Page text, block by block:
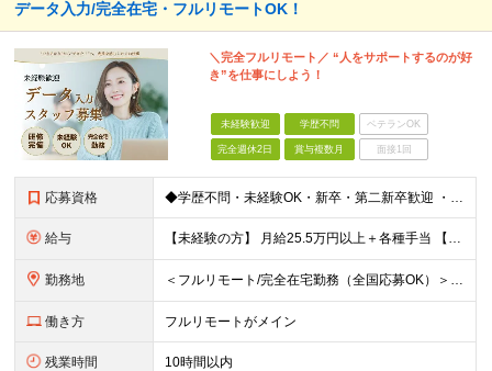
データ入力/完全在宅・フルリモートOK！
＼完全フルリモート／ “人をサポートするのが好
き”を仕事にしよう！
未経験歓迎 学歴不問 ベテランOK
完全週休2日 賞与複数月 面接1回
応募資格 ◆学歴不問・未経験OK・新卒・第二新卒歓迎 ・フルリモートで自律的に働きたい方 ・PCの基本操作（タイピング・コピー＆ペースト）ができればOK！
給与 【未経験の方】 月給25.5万円以上＋各種手当 【事務経験3年以上の方】 月給28万円以上＋各種手当 ※経験・スキル・年齢を考慮の上、決定します ※試用期間：3ヶ月(雇用形態は正社員、給与・待遇に
勤務地 ＜フルリモート/完全在宅勤務（全国応募OK）＞ ★自宅/カフェなど、あなたが働きやすい場所で働けます ★転居を伴う転勤はありません ★全国47都道府県どこからでも応募OK ■本社 東京都新宿区山吹町
働き方 フルリモートがメイン
残業時間 10時間以内